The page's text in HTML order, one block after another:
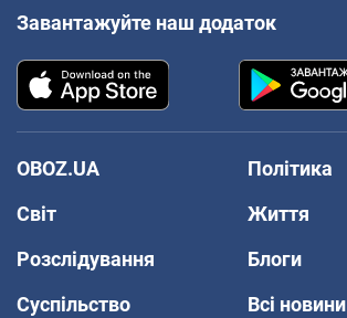
Завантажуйте наш додаток
OBOZ.UA
Політика
Світ
Життя
Розслідування
Блоги
Суспільство
Всі новини